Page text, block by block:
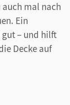
mal nach
Ein
gut – und hilft
Decke auf